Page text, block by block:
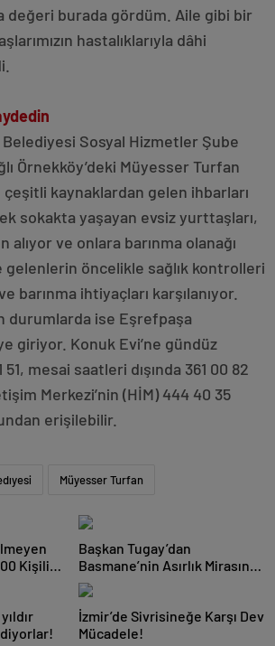
değeri burada gördüm. Aile gibi bir
hastalıklarıyla dâhi
Sosyal Hizmetler Şube
Örnekköy’deki Müyesser Turfan
çeşitli kaynaklardan gelen ihbarları
sokakta yaşayan evsiz yurttaşları,
ve onlara barınma olanağı
gelenlerin öncelikle sağlık kontrolleri
barınma ihtiyaçları karşılanıyor.
durumlarda ise Eşrefpaşa
giriyor. Konuk Evi’ne gündüz
mesai saatleri dışında 361 00 82
Merkezi’nin (HİM) 444 40 35
erişilebilir.
Müyesser Turfan
Kişilik
Başkan Tugay’dan
Basmane’nin Asırlık Mirasına
El İzi!
İzmir’de Sivrisineğe Karşı Dev
Mücadele!